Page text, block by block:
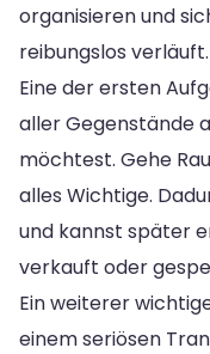
organisieren und
reibungslos verläuft.
Eine der ersten
aller Gegenstände
möchtest. Gehe
alles Wichtige.
und kannst später
verkauft oder
Ein weiterer
einem seriösen